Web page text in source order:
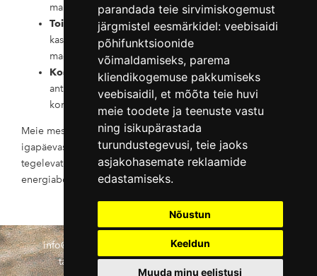
parandada teie sirvimiskogemust
järgmistel eesmärkidel: veebisaidi
põhifunktsioonide
võimaldamiseks, parema
kliendikogemuse pakkumiseks
veebisaidil, et mõõta teie huvi
meie toodete ja teenuste vastu
ning isikupärastada
turundustegevusi, teie jaoks
asjakohasemate reklaamide
edastamiseks.
Nõustun
Keeldun
Muuda minu eelistusi
maitset ja tervislikke omadusi.
Toiduvalmistamine:Kasutage mett marinaadides,
kastmetes ja magustoitudes, et lisada maitset ja
magusust roogadele.
Kosmeetika:Kasutatakse kosmeetikas niisutava,
antioksüdantide rikka ja põletikuvastase
komponendina.
Meie mesi on looduslikult mitmekülgne, sobides nii
igapäevaseks tervislikuks eluviisiks kui ka spordiga
tegelevatele inimestele, kes otsivad looduslikku
energiaboonust oma treeningutesse ja taastumisse.
info@sangastemesi.ee +372 52 89 331
tagastustingimused KKK Privaatsuspoliitika